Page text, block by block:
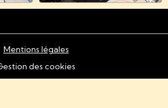
Mentions légales
des cookies